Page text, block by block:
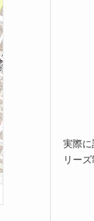
実際
リー